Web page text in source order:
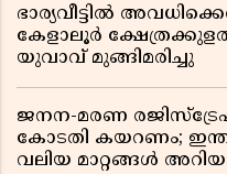
ഭാര്യവീട്ടിൽ
കേളാലൂർ
യുവാവ് മുങ്ങിമരിച്ചു
ജനന-മരണ
കോടതി കയറണം;
വലിയ മാറ്റങ്ങൾ